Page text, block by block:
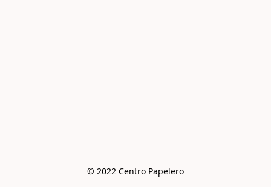
© 2022 Centro Papelero